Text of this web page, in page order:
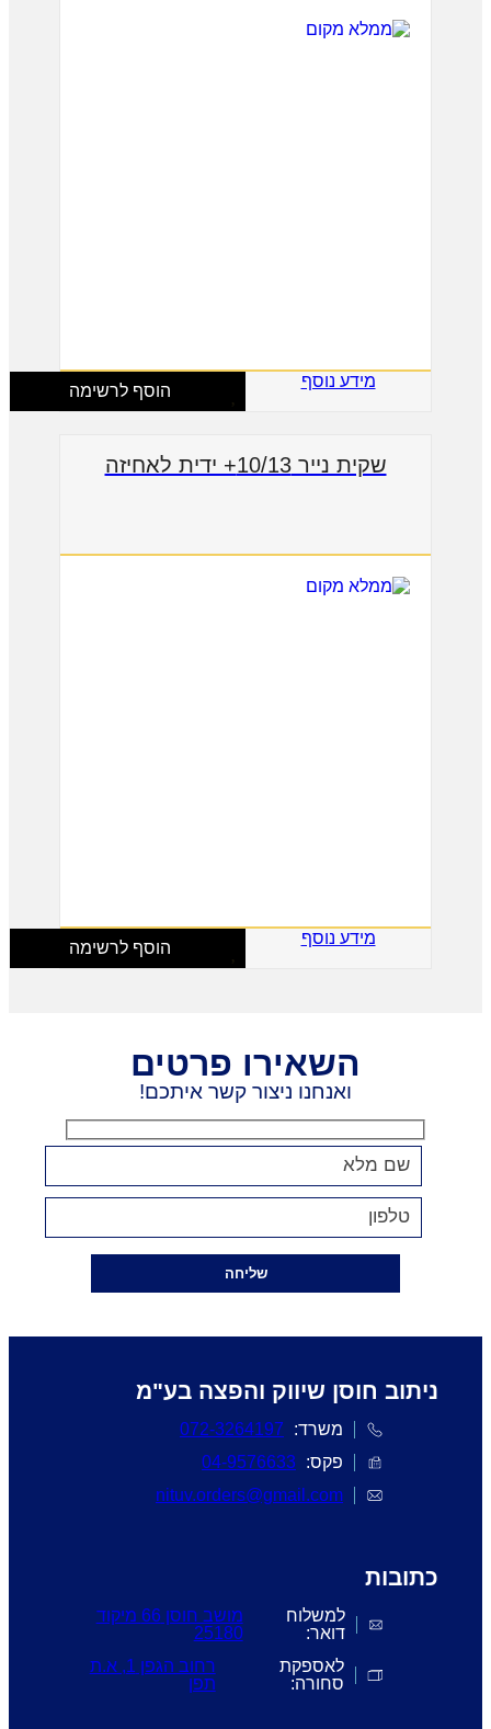
מידע נוסף
הוסף לרשימה
שקית נייר 10/13+ ידית לאחיזה
מידע נוסף
הוסף לרשימה
השאירו פרטים
ואנחנו ניצור קשר איתכם!
שליחה
ניתוב חוסן שיווק והפצה בע"מ
משרד:
072-3264197
פקס:
04-9576633
nituv.orders@gmail.com
כתובות
למשלוח
דואר:
מושב חוסן 66 מיקוד
25180
לאספקת
סחורה:
רחוב הגפן 1, א.ת
תפן